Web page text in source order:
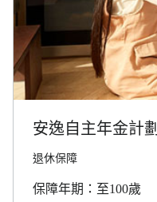
安逸自主年金計劃
退休保障
保障年期：至100歲